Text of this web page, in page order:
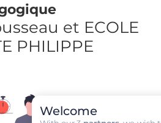
et ECOLE
PHILIPPE
Welcome